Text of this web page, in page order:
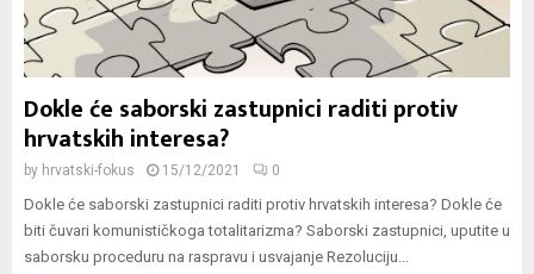
Dokle će saborski zastupnici raditi protiv
hrvatskih interesa?
by hrvatski-fokus 15/12/2021 0
Dokle će saborski zastupnici raditi protiv hrvatskih interesa? Dokle će
biti čuvari komunističkoga totalitarizma? Saborski zastupnici, uputite u
saborsku proceduru na raspravu i usvajanje Rezoluciju...